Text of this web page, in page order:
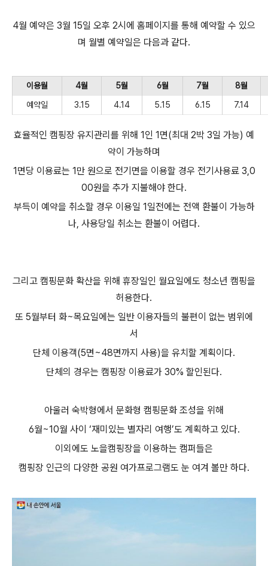
4월 예약은 3월 15일 오후 2시에 홈페이지를 통해 예약할 수 있으
며 월별 예약일은 다음과 같다.
이용월 4월 5월 6월 7월
8월
예약일
3.15 4.14 5.15 6.15 7.14
효율적인 캠핑장 유지관리를 위해 1인 1면(최대 2박 3일 가능) 예
약이 가능하며
1면당 이용료는 1만 원으로 전기면을 이용할 경우 전기사용료 3,0
00원을 추가 지불해야 한다.
부득이 예약을 취소할 경우 이용일 1일전에는 전액 환불이 가능하
나, 사용당일 취소는 환불이 어렵다.
그리고 캠핑문화 확산을 위해 휴장일인 월요일에도 청소년 캠핑을
허용한다.
또 5월부터 화~목요일에는 일반 이용자들의 불편이 없는 범위에
서
단체 이용객(5면~48면까지 사용)을 유치할 계획이다.
단체의 경우는 캠핑장 이용료가 30% 할인된다.
아울러 숙박형에서 문화형 캠핑문화 조성을 위해
6월~10월 사이 ‘재미있는 별자리 여행’도 계획하고 있다.
이외에도 노을캠핑장을 이용하는 캠퍼들은
캠핑장 인근의 다양한 공원 여가프로그램도 눈 여겨 볼만 하다.